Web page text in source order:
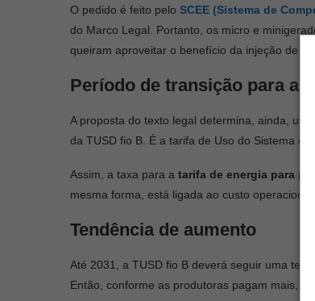
O pedido é feito pelo SCEE (Sistema de
do Marco Legal. Portanto, os micro e
queiram aproveitar o benefício da injeção de
Período de transição para a
A proposta do texto legal determina, ainda, um
da TUSD fio B. É a tarifa de Uso do Sistema
Assim, a taxa para a tarifa de energia para
mesma forma, está ligada ao custo
Tendência de aumento
Até 2031, a TUSD fio B deverá seguir uma
Então, conforme as produtoras pagam mais, a